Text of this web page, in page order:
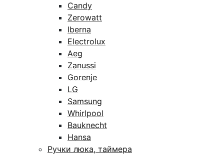
Candy
Zerowatt
Iberna
Electrolux
Aeg
Zanussi
Gorenje
LG
Samsung
Whirlpool
Bauknecht
Hansa
Ручки люка, таймера